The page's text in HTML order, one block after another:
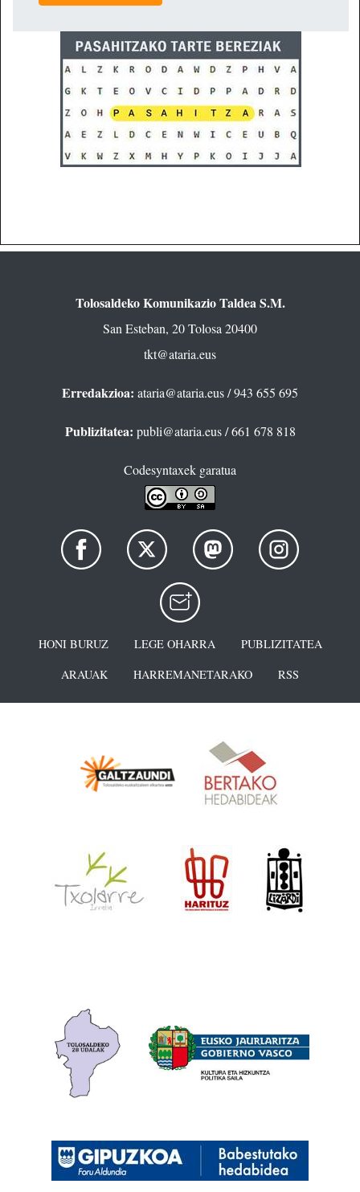
Tolosaldeko Komunikazio Taldea S.M.
San Esteban, 20 Tolosa 20400
tkt@ataria.eus
Erredakzioa: ataria@ataria.eus/ 943 655 695
Publizitatea: publi@ataria.eus/ 661 678 818
Codesyntaxek garatua
HONI BURUZ LEGE OHARRA
PUBLIZITATEA
ARAUAK
HARREMANETARAKO RSS